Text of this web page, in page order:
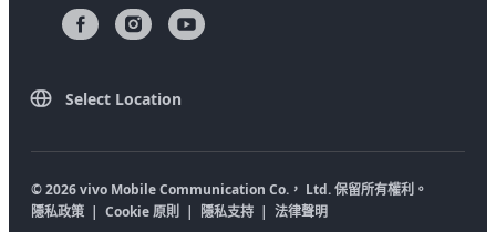
下載還原 Log 的 LUT
Select Location
© 2026 vivo Mobile Communication Co.， Ltd. 保留所有權利。
隱私政策 | Cookie 原則 | 隱私支持 | 法律聲明